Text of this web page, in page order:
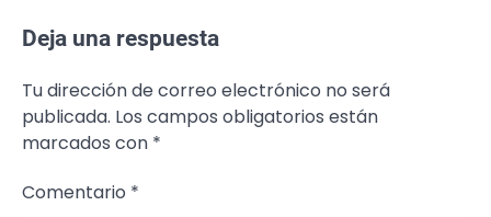
Deja una respuesta
Tu dirección de correo electrónico no será
publicada. Los campos obligatorios están
marcados con *
Comentario *